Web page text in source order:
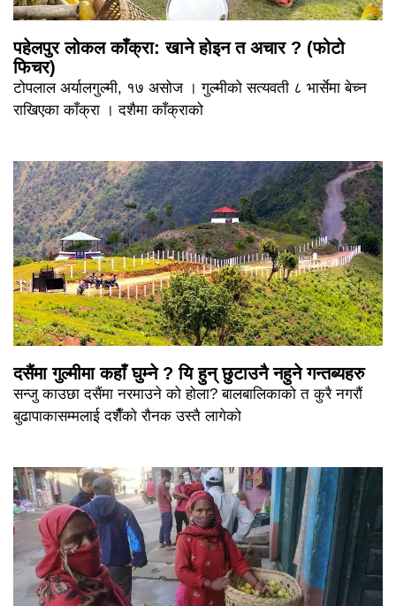
पहेलपुर लोकल काँक्रा: खाने होइन त अचार ? (फोटो
फिचर)
टोपलाल अर्यालगुल्मी, १७ असोज । गुल्मीको सत्यवती ८ भार्सेमा बेच्न
राखिएका काँक्रा । दशैमा काँक्राको
दसैंमा गुल्मीमा कहाँ घुम्ने ? यि हुन् छुटाउनै नहुने गन्तब्यहरु
सन्जु काउछा दसैंमा नरमाउने को होला? बालबालिकाको त कुरै नगरौं
बुढापाकासम्मलाई दशैँको रौनक उस्तै लागेको